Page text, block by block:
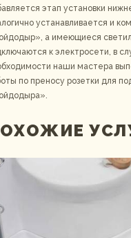
этап установки
устанавливается и
а имеющиеся
к электросети, в
наши мастера
по преносу розетки для